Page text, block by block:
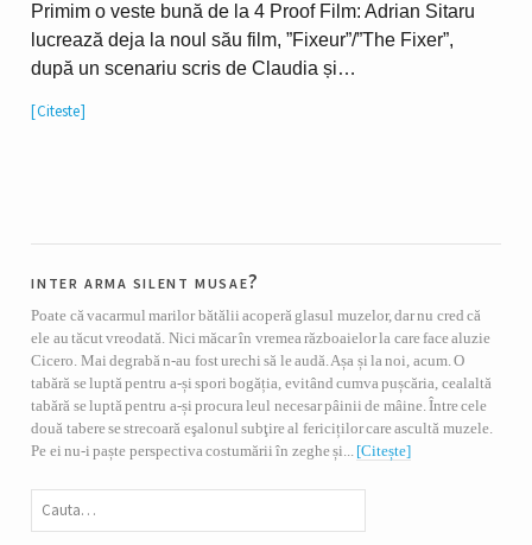
Primim o veste bună de la 4 Proof Film: Adrian Sitaru
lucrează deja la noul său film, ”Fixeur”/”The Fixer”,
după un scenariu scris de Claudia și…
Citeste
inter arma silent musae?
Poate că vacarmul marilor bătălii acoperă glasul muzelor, dar nu cred că
ele au tăcut vreodată. Nici măcar în vremea războaielor la care face aluzie
Cicero. Mai degrabă n-au fost urechi să le audă. Așa și la noi, acum. O
tabără se luptă pentru a-și spori bogăția, evitând cumva pușcăria, cealaltă
tabără se luptă pentru a-și procura leul necesar pâinii de mâine. Între cele
două tabere se strecoară eşalonul subţire al fericiților care ascultă muzele.
Pe ei nu-i paște perspectiva costumării în zeghe și... [Citește]